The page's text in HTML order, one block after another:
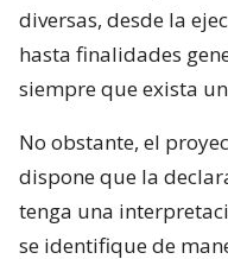
diversas, desde la
hasta finalidades
siempre que exista
No obstante, el
dispone que la
tenga una
se identifique de